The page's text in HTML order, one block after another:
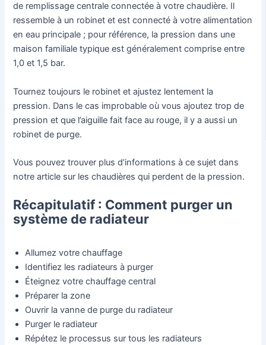
de remplissage centrale connectée à votre chaudière. Il
ressemble à un robinet et est connecté à votre alimentation
en eau principale ; pour référence, la pression dans une
maison familiale typique est généralement comprise entre
1,0 et 1,5 bar.
Tournez toujours le robinet et ajustez lentement la
pression. Dans le cas improbable où vous ajoutez trop de
pression et que l’aiguille fait face au rouge, il y a aussi un
robinet de purge.
Vous pouvez trouver plus d’informations à ce sujet dans
notre article sur les chaudières qui perdent de la pression.
Récapitulatif : Comment purger un
système de radiateur
Allumez votre chauffage
Identifiez les radiateurs à purger
Éteignez votre chauffage central
Préparer la zone
Ouvrir la vanne de purge du radiateur
Purger le radiateur
Répétez le processus sur tous les radiateurs